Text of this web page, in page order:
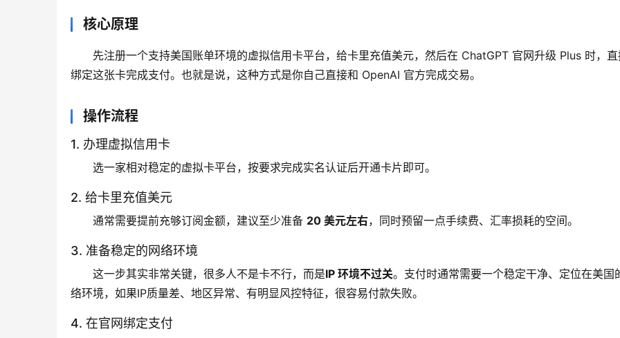
核心原理
先注册一个支持美国账单环境的虚拟信用卡平台，给卡里充值美元，然后在 ChatGPT 官网升级 Plus 时，
绑定这张卡完成支付。也就是说，这种方式是你自己直接和 OpenAI 官方完成交易。
操作流程
1. 办理虚拟信用卡
选一家相对稳定的虚拟卡平台，按要求完成实名认证后开通卡片即可。
2. 给卡里充值美元
通常需要提前充够订阅金额，建议至少准备 20 美元左右，同时预留一点手续费、汇率损耗的空间。
3. 准备稳定的网络环境
这一步其实非常关键，很多人不是卡不行，而是IP 环境不过关。支付时通常需要一个稳定干净、定位在美国
络环境，如果IP质量差、地区异常、有明显风控特征，很容易付款失败。
4. 在官网绑定支付